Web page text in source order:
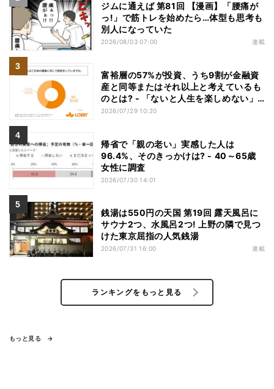
ジムに通えば 第81回 【漫画】「腰痛が
っ!」で筋トレを始めたら…体型も思考も
別人になっていた
2026/08/03 07:00 連載
富裕層の57%が投資、うち9割が金融資
産と同等またはそれ以上と考えているも
のとは? - 「ないと人生を楽しめない」
「人生の幸福度に直結する」「一度失え
2026/07/29 10:20
帰省で「親の老い」実感した人は
96.4%、そのきっかけは? - 40～65歳
女性に調査
2026/07/30 14:01
銭湯は550円の天国 第19回 露天風呂に
サウナ2つ、水風呂2つ! 上野の隣で見つ
けた東京屈指の人気銭湯
2026/07/31 16:00 連載
ランキングをもっと見る
もっと見る